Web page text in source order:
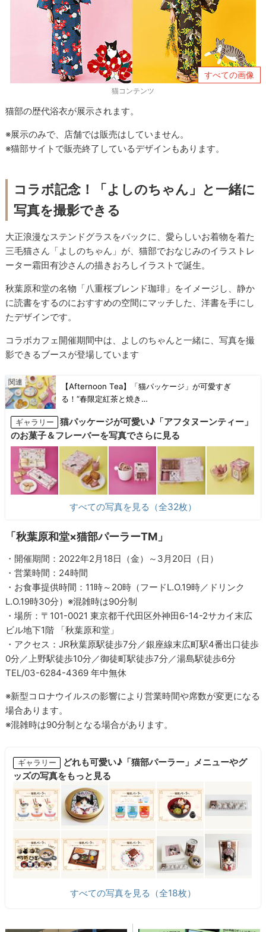
すべての画像
猫コンテンツ
猫部の歴代浴衣が展示されます。
※展示のみで、店舗では販売はしていません。
※猫部サイトで販売終了しているデザインもあります。
コラボ記念！「よしのちゃん」と一緒に
写真を撮影できる
大正浪漫なステンドグラスをバックに、愛らしいお着物を着た
三毛猫さん「よしのちゃん」が、猫部でおなじみのイラストレ
ーター霜田有沙さんの描きおろしイラストで誕生。
秋葉原和堂の名物「八重桜ブレンド珈琲」をイメージし、静か
に読書をするのにおすすめの空間にマッチした、洋書を手にし
たデザインです。
コラボカフェ開催期間中は、よしのちゃんと一緒に、写真を撮
影できるブースが登場しています
【Afternoon Tea】「猫パッケージ」が可愛すぎ
る！“春限定紅茶と焼き…
ギャラリー
猫パッケージが可愛い♪「アフタヌーンティー」
のお菓子＆フレーバーを写真でさらに見る
すべての写真を見る（全32枚）
「秋葉原和堂×猫部パーラーTM」
・開催期間：2022年2月18日（金）～3月20日（日）
・営業時間：24時間
・お食事提供時間：11時～20時（フードL.O.19時／ドリンク
L.O.19時30分）※混雑時は90分制
・場所：〒101-0021 東京都千代田区外神田6-14-2サカイ末広
ビル地下1階 「秋葉原和堂」
・アクセス：JR秋葉原駅徒歩7分／銀座線末広町駅4番出口徒歩
0分／上野駅徒歩10分／御徒町駅徒歩7分／湯島駅徒歩6分
TEL/03-6284-4369 年中無休
※新型コロナウイルスの影響により営業時間や席数が変更になる
場合あります。
※混雑時は90分制となる場合があります。
ギャラリー
どれも可愛い♪「猫部パーラー」メニューやグ
ッズの写真をもっと見る
すべての写真を見る（全18枚）